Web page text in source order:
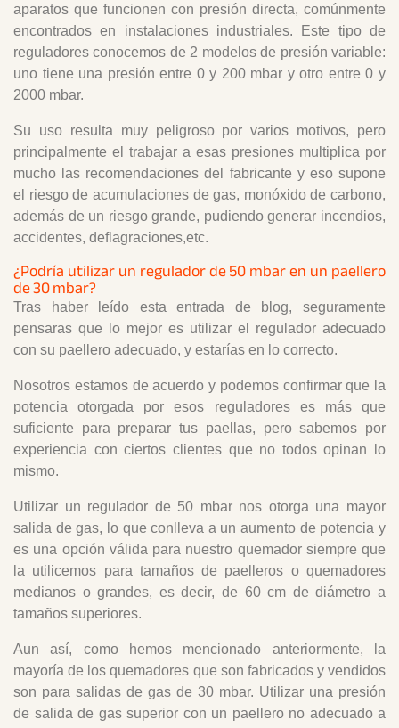
aparatos que funcionen con presión directa, comúnmente
encontrados en instalaciones industriales. Este tipo de
reguladores conocemos de 2 modelos de presión variable:
uno tiene una presión entre 0 y 200 mbar y otro entre 0 y
2000 mbar.
Su uso resulta muy peligroso por varios motivos, pero
principalmente el trabajar a esas presiones multiplica por
mucho las recomendaciones del fabricante y eso supone
el riesgo de acumulaciones de gas, monóxido de carbono,
además de un riesgo grande, pudiendo generar incendios,
accidentes, deflagraciones,etc.
¿Podría utilizar un regulador de 50 mbar en un paellero
de 30 mbar?
Tras haber leído esta entrada de blog, seguramente
pensaras que lo mejor es utilizar el regulador adecuado
con su paellero adecuado, y estarías en lo correcto.
Nosotros estamos de acuerdo y podemos confirmar que la
potencia otorgada por esos reguladores es más que
suficiente para preparar tus paellas, pero sabemos por
experiencia con ciertos clientes que no todos opinan lo
mismo.
Utilizar un regulador de 50 mbar nos otorga una mayor
salida de gas, lo que conlleva a un aumento de potencia y
es una opción válida para nuestro quemador siempre que
la utilicemos para tamaños de paelleros o quemadores
medianos o grandes, es decir, de 60 cm de diámetro a
tamaños superiores.
Aun así, como hemos mencionado anteriormente, la
mayoría de los quemadores que son fabricados y vendidos
son para salidas de gas de 30 mbar. Utilizar una presión
de salida de gas superior con un paellero no adecuado a